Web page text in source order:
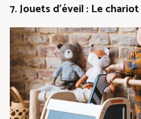
7. Jouets d’éveil : Le